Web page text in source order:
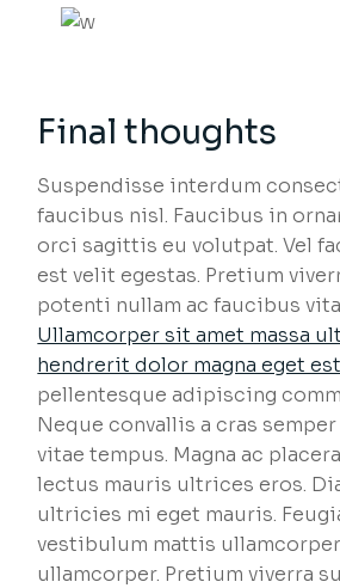
Final thoughts
Suspendisse interdum
faucibus nisl. Faucibus in
orci sagittis eu volutpat. Vel
est velit egestas. Pretium
potenti nullam ac faucibus
Ullamcorper sit amet massa
hendrerit dolor magna eget
pellentesque adipiscing
Neque convallis a cras
vitae tempus. Magna ac
lectus mauris ultrices eros.
ultricies mi eget mauris.
vestibulum mattis
ullamcorper. Pretium viverra